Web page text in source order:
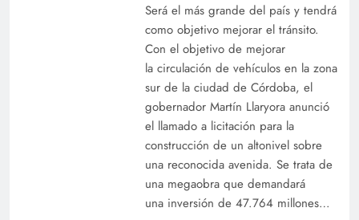
Será el más grande del país y tendrá
como objetivo mejorar el tránsito.
Con el objetivo de mejorar
la circulación de vehículos en la zona
sur de la ciudad de Córdoba, el
gobernador Martín Llaryora anunció
el llamado a licitación para la
construcción de un altonivel sobre
una reconocida avenida. Se trata de
una megaobra que demandará
una inversión de 47.764 millones…